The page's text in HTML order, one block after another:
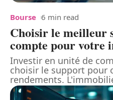
Bourse 6 min read
Choisir le meilleur
compte pour votre
Investir en unité de
choisir le support pour
rendements.